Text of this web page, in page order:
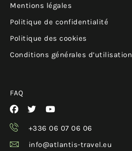
Mentions légales
Politique de confidentialité
Politique des cookies
Conditions générales d’utilisation
FAQ
+336 06 07 06 06
info@atlantis-travel.eu